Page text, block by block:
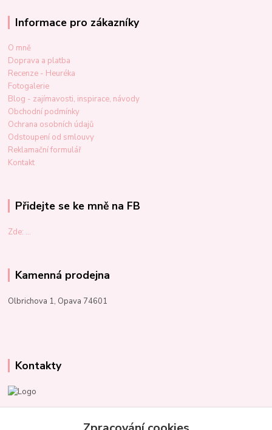
Informace pro zákazníky
O mně
Doprava a platba
Recenze - Heuréka
Fotogalerie
Blog - zajímavosti, inspirace, návody
Obchodní podmínky
Ochrana osobních údajů
Odstoupení od smlouvy
Reklamační formulář
Kontakt
Přidejte se ke mně na FB
Zde: ...
Kamenná prodejna
Olbrichova 1, Opava 74601
Kontakty
+420 731 153 484